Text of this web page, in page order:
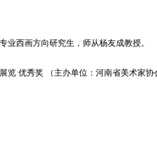
业西画方向研究生，师从杨友成教授。
览 优秀奖 （主办单位：河南省美术家协